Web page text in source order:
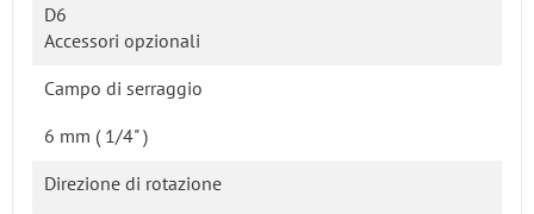
D6
Accessori opzionali
Campo di serraggio
6 mm ( 1/4" )
Direzione di rotazione